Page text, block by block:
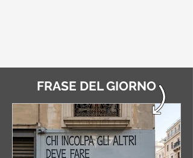
FRASE DEL GIORNO